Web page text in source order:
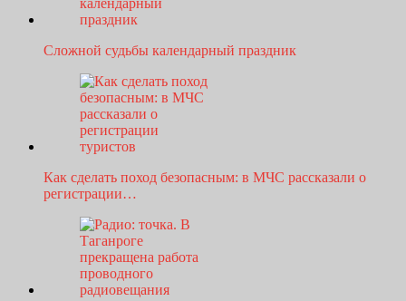
Сложной судьбы календарный праздник
Как сделать поход безопасным: в МЧС рассказали о
регистрации…